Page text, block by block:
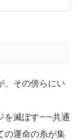
、その傍らにい
を滅ぼす――共通
の運命の糸が集